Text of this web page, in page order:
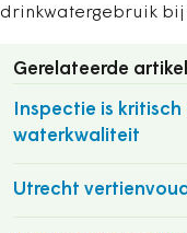
drinkwatergebruik bij
Gerelateerde
Inspectie is
waterkwaliteit
Utrecht